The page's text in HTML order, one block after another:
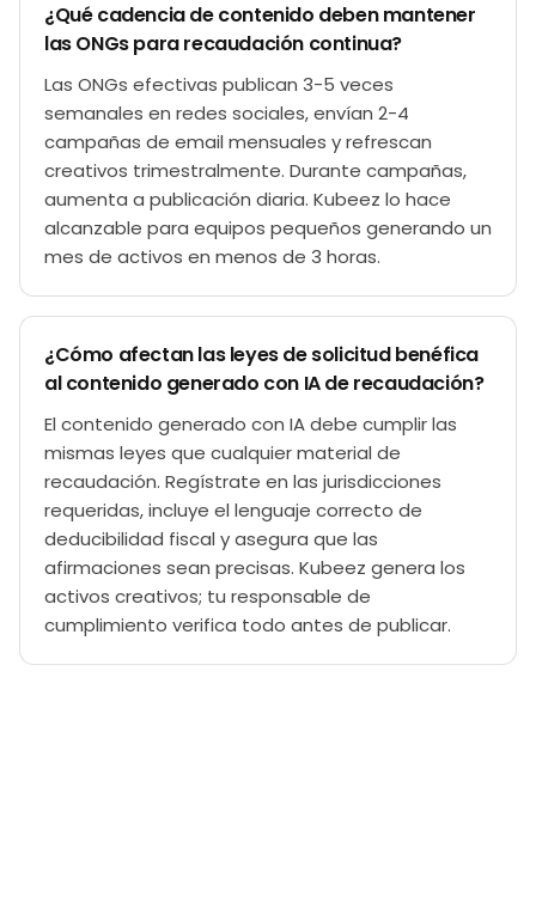
¿Qué cadencia de contenido deben mantener
las ONGs para recaudación continua?
Las ONGs efectivas publican 3-5 veces
semanales en redes sociales, envían 2-4
campañas de email mensuales y refrescan
creativos trimestralmente. Durante campañas,
aumenta a publicación diaria. Kubeez lo hace
alcanzable para equipos pequeños generando un
mes de activos en menos de 3 horas.
¿Cómo afectan las leyes de solicitud benéfica
al contenido generado con IA de recaudación?
El contenido generado con IA debe cumplir las
mismas leyes que cualquier material de
recaudación. Regístrate en las jurisdicciones
requeridas, incluye el lenguaje correcto de
deducibilidad fiscal y asegura que las
afirmaciones sean precisas. Kubeez genera los
activos creativos; tu responsable de
cumplimiento verifica todo antes de publicar.